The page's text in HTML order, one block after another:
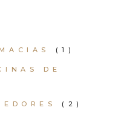
(1)
DE
(2)